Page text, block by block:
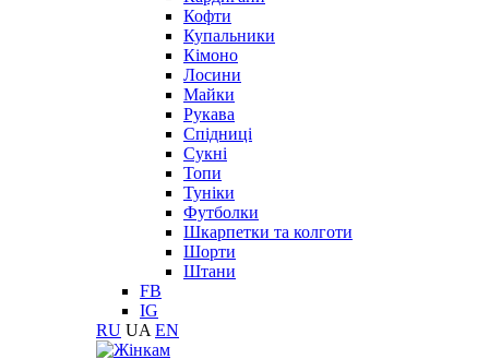
Кофти
Купальники
Кімоно
Лосини
Майки
Рукава
Спідниці
Сукні
Топи
Туніки
Футболки
Шкарпетки та колготи
Шорти
Штани
FB
IG
RU UA EN